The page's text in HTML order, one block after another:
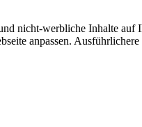
nicht-werbliche Inhalte auf
anpassen.